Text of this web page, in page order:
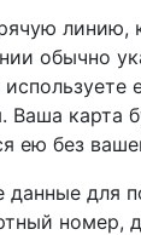
линию,
обычно
Ваша карта
ею без
данные для
номер,